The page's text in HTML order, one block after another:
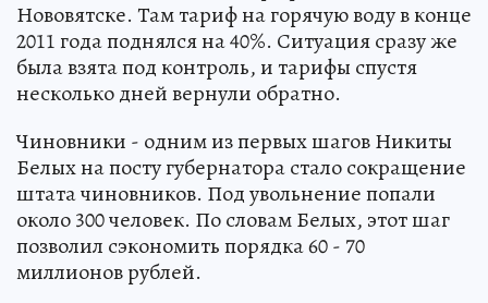
Нововятске. Там тариф на горячую воду в конце
2011 года поднялся на 40%. Ситуация сразу же
была взята под контроль, и тарифы спустя
несколько дней вернули обратно.
Чиновники - одним из первых шагов Никиты
Белых на посту губернатора стало сокращение
штата чиновников. Под увольнение попали
около 300 человек. По словам Белых, этот шаг
позволил сэкономить порядка 60 - 70
миллионов рублей.